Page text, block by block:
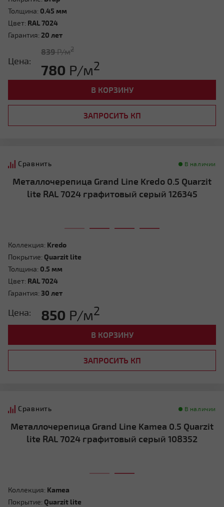
Толщина: 0.45 мм
Цвет: RAL 7024
Гарантия: 20 лет
Цена:
839Р/м2
780 Р/м2
В КОРЗИНУ
ЗАПРОСИТЬ КП
Сравнить В наличии
Металлочерепица Grand Line Kredo 0.5 Quarzit
lite RAL 7024 графитовый серый 126345
Коллекция: Kredo
Покрытие: Quarzit lite
Толщина: 0.5 мм
Цвет: RAL 7024
Гарантия: 30 лет
Цена: 850 Р/м2
В КОРЗИНУ
ЗАПРОСИТЬ КП
Сравнить В наличии
Металлочерепица Grand Line Kamea 0.5 Quarzit
lite RAL 7024 графитовый серый 108352
Коллекция: Kamea
Покрытие: Quarzit lite